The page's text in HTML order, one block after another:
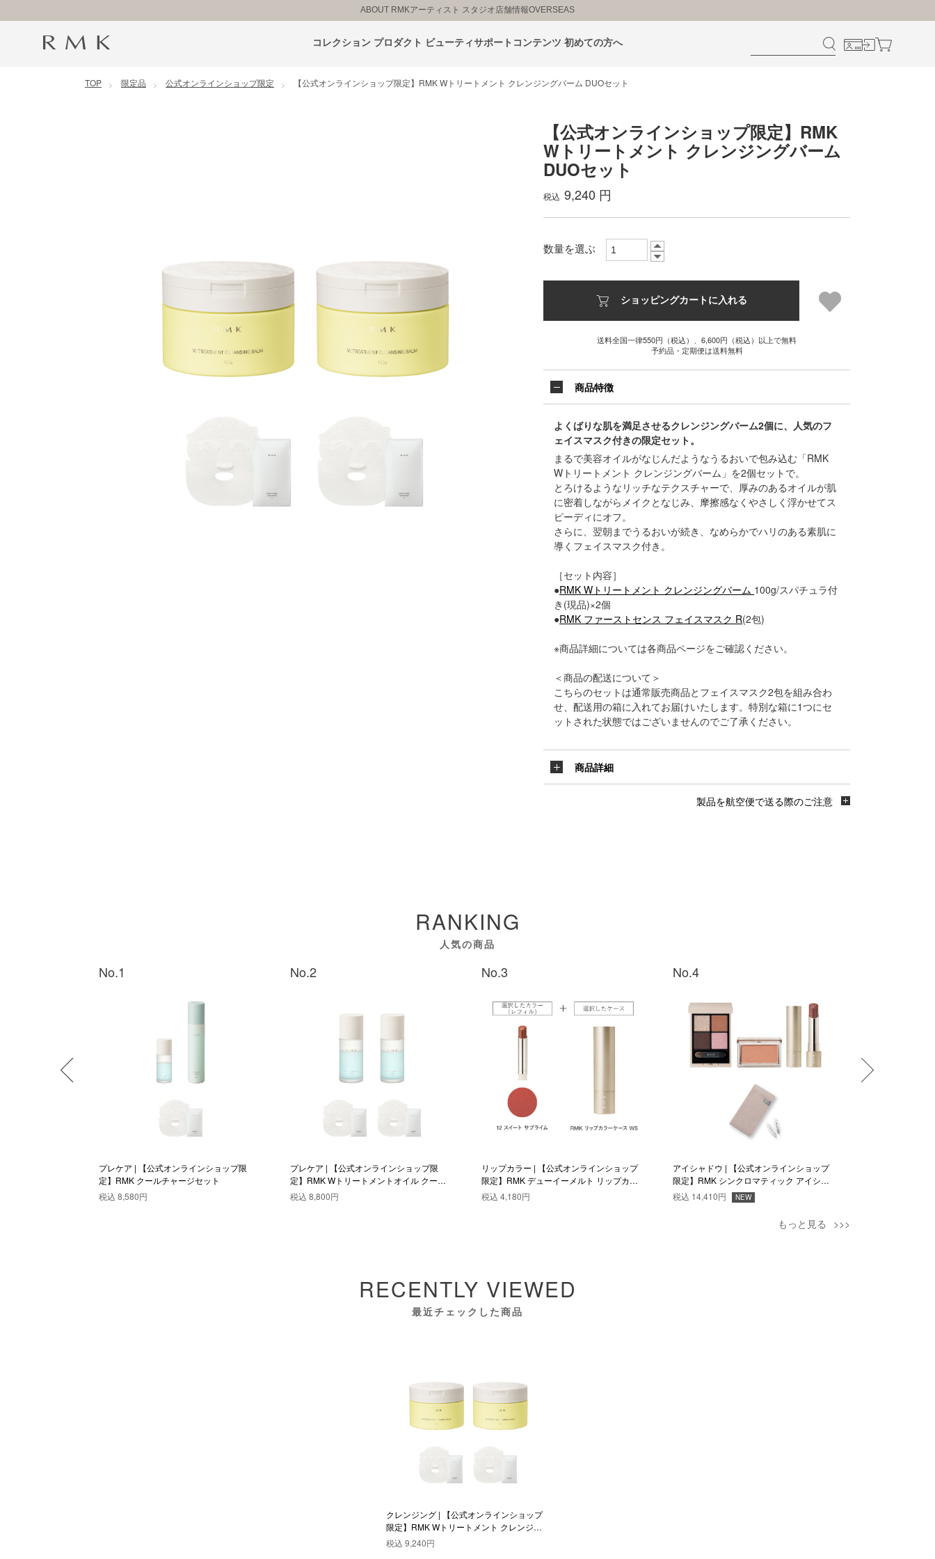
コンテンツに移動
ABOUT RMKアーティスト スタジオ店舗情報OVERSEAS
コレクション プロダクト ビューティサポートコンテンツ 初めての方へ
TOP 限定品 公式オンラインショップ限定 【公式オンラインショップ限定】RMK Wトリートメント クレンジングバーム DUOセット
【公式オンラインショップ限定】RMK
Wトリートメント クレンジングバーム
DUOセット
税込9,240 円
数量を選ぶ
ショッピングカートに入れる
送料全国一律550円（税込）、6,600円（税込）以上で無料
予約品・定期便は送料無料
商品特徴
よくばりな肌を満足させるクレンジングバーム2個に、人気のフ
ェイスマスク付きの限定セット。
まるで美容オイルがなじんだようなうるおいで包み込む「RMK
Wトリートメント クレンジングバーム」を2個セットで。
とろけるようなリッチなテクスチャーで、厚みのあるオイルが肌
に密着しながらメイクとなじみ、摩擦感なくやさしく浮かせてス
ピーディにオフ。
さらに、翌朝までうるおいが続き、なめらかでハリのある素肌に
導くフェイスマスク付き。
［セット内容］
●RMK Wトリートメント クレンジングバーム 100g/スパチュラ付
き(現品)×2個
●RMK ファーストセンス フェイスマスク R(2包)
※商品詳細については各商品ページをご確認ください。
＜商品の配送について＞
こちらのセットは通常販売商品とフェイスマスク2包を組み合わ
せ、配送用の箱に入れてお届けいたします。特別な箱に1つにセ
ットされた状態ではございませんのでご了承ください。
商品詳細
製品を航空便で送る際のご注意
RANKING
人気の商品
No.1
プレケア | 【公式オンラインショップ限
定】RMK クールチャージセット
税込 8,580円
No.2
プレケア | 【公式オンラインショップ限
定】RMK Wトリートメントオイル クール
デュオセット
税込 8,800円
No.3
リップカラー | 【公式オンラインショップ
限定】RMK デューイーメルト リップカラ
ー(レフィル)ケース WS付きセット 12
税込 4,180円
No.4
アイシャドウ | 【公式オンラインショップ
限定】RMK シンクロマティック アイシャ
ドウパレット Magnetic Muse セット
税込 14,410円 NEW
もっと見る
RECENTLY VIEWED
最近チェックした商品
クレンジング | 【公式オンラインショップ
限定】RMK Wトリートメント クレンジン
グバーム DUOセット
税込 9,240円